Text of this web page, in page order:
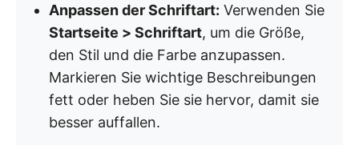
Anpassen der Schriftart: Verwenden Sie
Startseite > Schriftart, um die Größe,
den Stil und die Farbe anzupassen.
Markieren Sie wichtige Beschreibungen
fett oder heben Sie sie hervor, damit sie
besser auffallen.